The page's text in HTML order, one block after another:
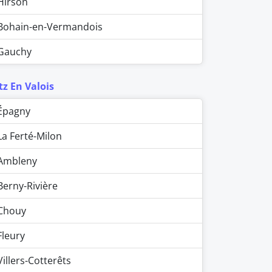
en-Vermandois
En Valois
Ferté-Milon
Rivière
Cotterêts